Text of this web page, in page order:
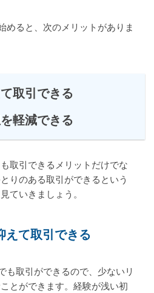
めると、次のメリットがありま
取引できる
軽減できる
取引できるメリットだけでな
りのある取引ができるという
ていきましょう。
えて取引できる
も取引ができるので、少ないリ
とができます。経験が浅い初